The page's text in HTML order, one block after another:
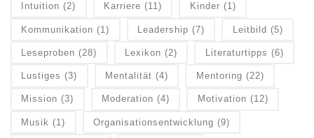
Intuition (2) Karriere (11) Kinder (1)
Kommunikation (1) Leadership (7) Leitbild (5)
Leseproben (28) Lexikon (2) Literaturtipps (6)
Lustiges (3) Mentalität (4) Mentoring (22)
Mission (3) Moderation (4) Motivation (12)
Musik (1) Organisationsentwicklung (9)